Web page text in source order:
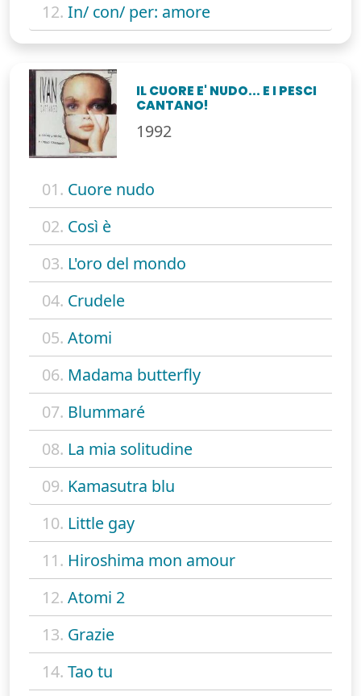
12. In/ con/ per: amore
IL CUORE E' NUDO... E I PESCI
CANTANO!
1992
01. Cuore nudo
02. Così è
03. L'oro del mondo
04. Crudele
05. Atomi
06. Madama butterfly
07. Blummaré
08. La mia solitudine
09. Kamasutra blu
10. Little gay
11. Hiroshima mon amour
12. Atomi 2
13. Grazie
14. Tao tu